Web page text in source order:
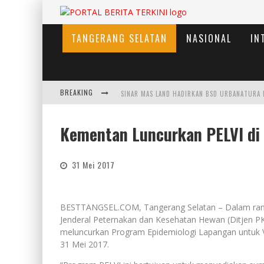
TANGERANG SELATAN NASIONAL
BREAKING
Kementan Luncurkan PELVI
31 Mei 2017
BESTTANGSEL.COM, Tangerang Selatan – Dalam
Jenderal Peternakan dan Kesehatan Hewan (Ditjen
meluncurkan Program Epidemiologi Lapangan untuk
31 Mei 2017.